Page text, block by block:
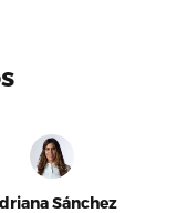
Sánchez